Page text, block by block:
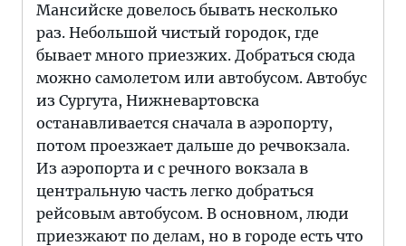
Мансийске довелось бывать несколько
раз. Небольшой чистый городок, где
бывает много приезжих. Добраться сюда
можно самолетом или автобусом. Автобус
из Сургута, Нижневартовска
останавливается сначала в аэропорту,
потом проезжает дальше до речвокзала.
Из аэропорта и с речного вокзала в
центральную часть легко добраться
рейсовым автобусом. В основном, люди
приезжают по делам, но в городе есть что